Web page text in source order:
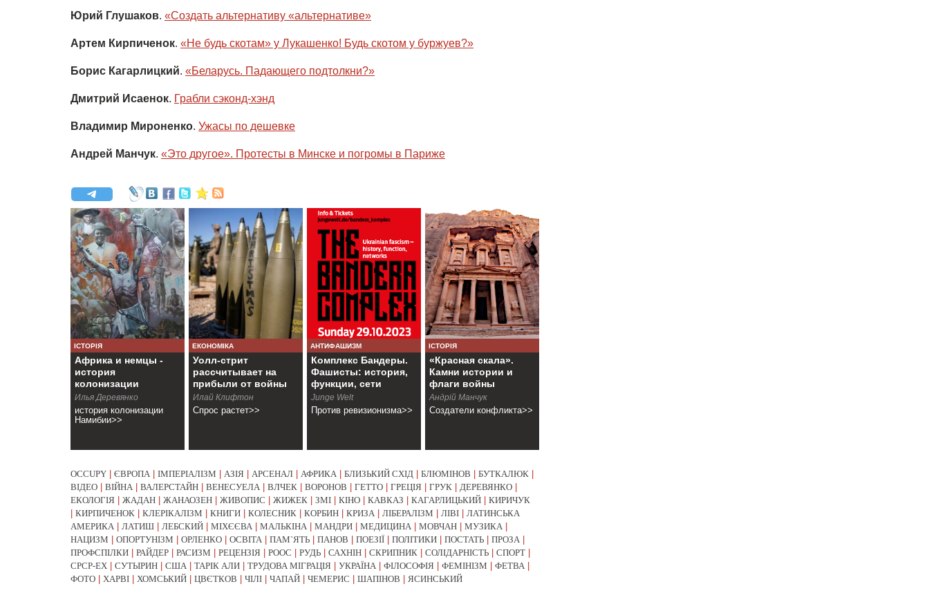
Юрий Глушаков. «Создать альтернативу «альтернативе»
Артем Кирпиченок. «Не будь скотам» у Лукашенко! Будь скотом у буржуев?»
Борис Кагарлицкий. «Беларусь. Падающего подтолкни?»
Дмитрий Исаенок. Грабли сэконд-хэнд
Владимир Мироненко. Ужасы по дешевке
Андрей Манчук. «Это другое». Протесты в Минске и погромы в Париже
ІСТОРІЯ
Африка и немцы -
история
колонизации
Намибии
Илья Деревянко
история колонизации
Намибии>>
ЕКОНОМІКА
Уолл-стрит
рассчитывает на
прибыли от войны
Илай Клифтон
Спрос растет>>
АНТИФАШИЗМ
Комплекс Бандеры.
Фашисты: история,
функции, сети
Junge Welt
Против ревизионизма>>
ІСТОРІЯ
«Красная скала».
Камни истории и
флаги войны
Андрій Манчук
Создатели конфликта>>
OCCUPY ЄВРОПА ІМПЕРІАЛІЗМ АЗІЯ АРСЕНАЛ АФРИКА БЛИЗЬКИЙ СХІД БЛЮМІНОВ БУТКАЛЮК
ВІДЕО
ВІЙНА ВАЛЕРСТАЙН ВЕНЕСУЕЛА ВЛЧЕК ВОРОНОВ ГЕТТО ГРЕЦІЯ ГРУК ДЕРЕВЯНКО
ЕКОЛОГІЯ
ЖАДАН ЖАНАОЗЕН ЖИВОПИС ЖИЖЕК ЗМІ КІНО КАВКАЗ КАГАРЛИЦЬКИЙ
КИРИЧУК
КИРПИЧЕНОК КЛЕРІКАЛІЗМ КНИГИ КОЛЕСНИК КОРБИН КРИЗА ЛІБЕРАЛІЗМ ЛІВІ
ЛАТИНСЬКА
АМЕРИКА
ЛАТИШ ЛЕБСКИЙ МІХЄЄВА МАЛЬКІНА МАНДРИ МЕДИЦИНА МОВЧАН МУЗИКА
НАЦИЗМ
ОПОРТУНІЗМ ОРЛЕНКО ОСВІТА ПАМ`ЯТЬ ПАНОВ ПОЕЗІЇ ПОЛІТИКИ ПОСТАТЬ ПРОЗА
ПРОФСПІЛКИ
РАЙДЕР РАСИЗМ РЕЦЕНЗІЯ РООС РУДЬ САХНІН СКРИПНИК СОЛІДАРНІСТЬ СПОРТ
СРСР-EX
СУТЫРИН США ТАРІК АЛИ ТРУДОВА МІГРАЦІЯ УКРАЇНА ФІЛОСОФІЯ ФЕМІНІЗМ ФЕТВА
ФОТО
ХАРВІ ХОМСЬКИЙ ЦВЄТКОВ ЧІЛІ ЧАПАЙ ЧЕМЕРИС ШАПІНОВ ЯСИНСЬКИЙ